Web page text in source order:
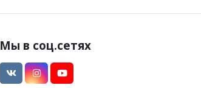
Мы в соц.сетях